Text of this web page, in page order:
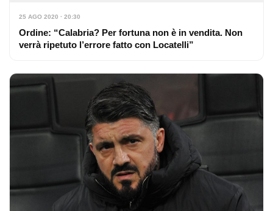
25 AGO 2020 · 20:30
Ordine: “Calabria? Per fortuna non è in vendita. Non
verrà ripetuto l’errore fatto con Locatelli”